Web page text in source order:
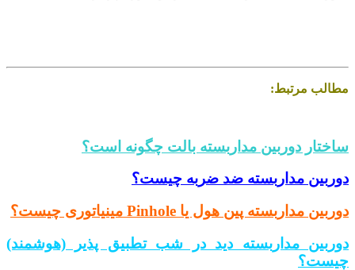
مطالب مرتبط:
ساختار دوربین مداربسته بالت چگونه است؟
دوربین مداربسته ضد ضربه چیست؟
دوربین مداربسته پین هول یا Pinhole مینیاتوری چیست؟
دوربین مداربسته دید در شب تطبیق پذیر (هوشمند)
چیست؟